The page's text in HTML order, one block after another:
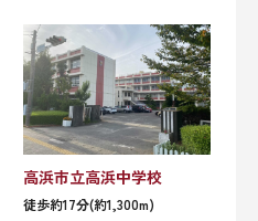
高浜市立高浜中学校
徒歩約17分(約1,300m)